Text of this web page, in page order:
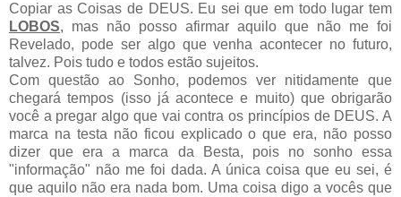
Copiar as Coisas de DEUS. Eu sei que em todo lugar tem
LOBOS, mas não posso afirmar aquilo que não me foi
Revelado, pode ser algo que venha acontecer no futuro,
talvez. Pois tudo e todos estão sujeitos.
Com questão ao Sonho, podemos ver nitidamente que
chegará tempos (isso já acontece e muito) que obrigarão
você a pregar algo que vai contra os princípios de DEUS. A
marca na testa não ficou explicado o que era, não posso
dizer que era a marca da Besta, pois no sonho essa
"informação" não me foi dada. A única coisa que eu sei, é
que aquilo não era nada bom. Uma coisa digo a vocês que